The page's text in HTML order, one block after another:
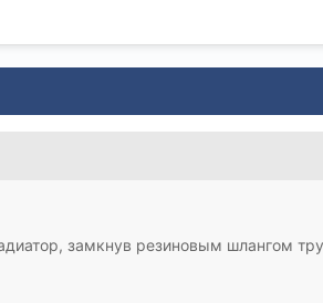
замкнув резиновым шлангом